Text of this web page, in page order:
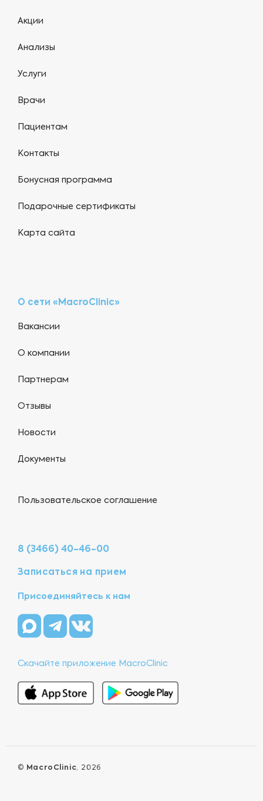
Акции
Анализы
Услуги
Врачи
Пациентам
Контакты
Бонусная программа
Подарочные сертификаты
Карта сайта
О сети «MacroClinic»
Вакансии
О компании
Партнерам
Отзывы
Новости
Документы
Пользовательское соглашение
8 (3466) 40-46-00
Записаться на прием
Присоединяйтесь к нам
Скачайте приложение MacroClinic
© MacroClinic, 2026